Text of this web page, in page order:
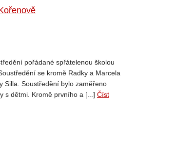
pořádané spřátelenou školou
se kromě Radky a Marcela
Silla. Soustředění bylo zaměřeno
s dětmi. Kromě prvního a [...] Číst